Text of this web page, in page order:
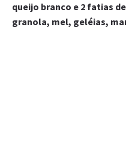
queijo branco e 2 fatias
granola, mel, geléias,